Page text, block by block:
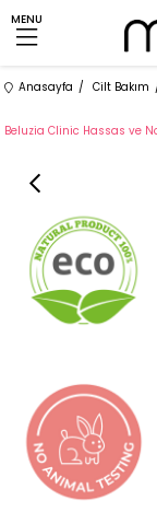
MENU
Anasayfa Cilt Bakım
Beluzia Clinic Hassas ve